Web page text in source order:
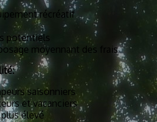
récréatif
potentiels
moyennant des frais
saisonniers
et vacanciers
élevé